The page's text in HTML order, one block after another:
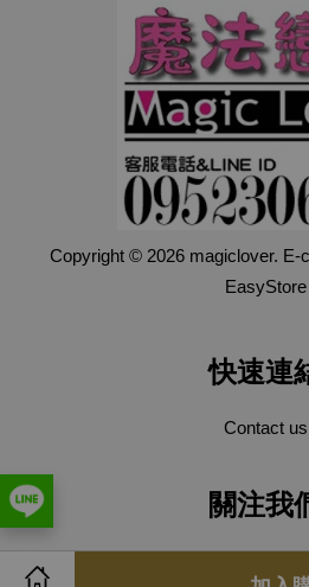
Copyright © 2026 magiclover. E-
EasyStore
快速連
Contact us
關注我